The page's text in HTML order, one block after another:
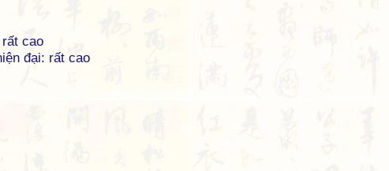
cao
đại: rất cao